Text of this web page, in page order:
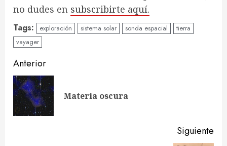
no dudes en subscribirte aquí.
Tags: exploración sistema solar sonda espacial
tierra
vayager
Sigue
leyendo
Anterior
Materia oscura
Siguiente